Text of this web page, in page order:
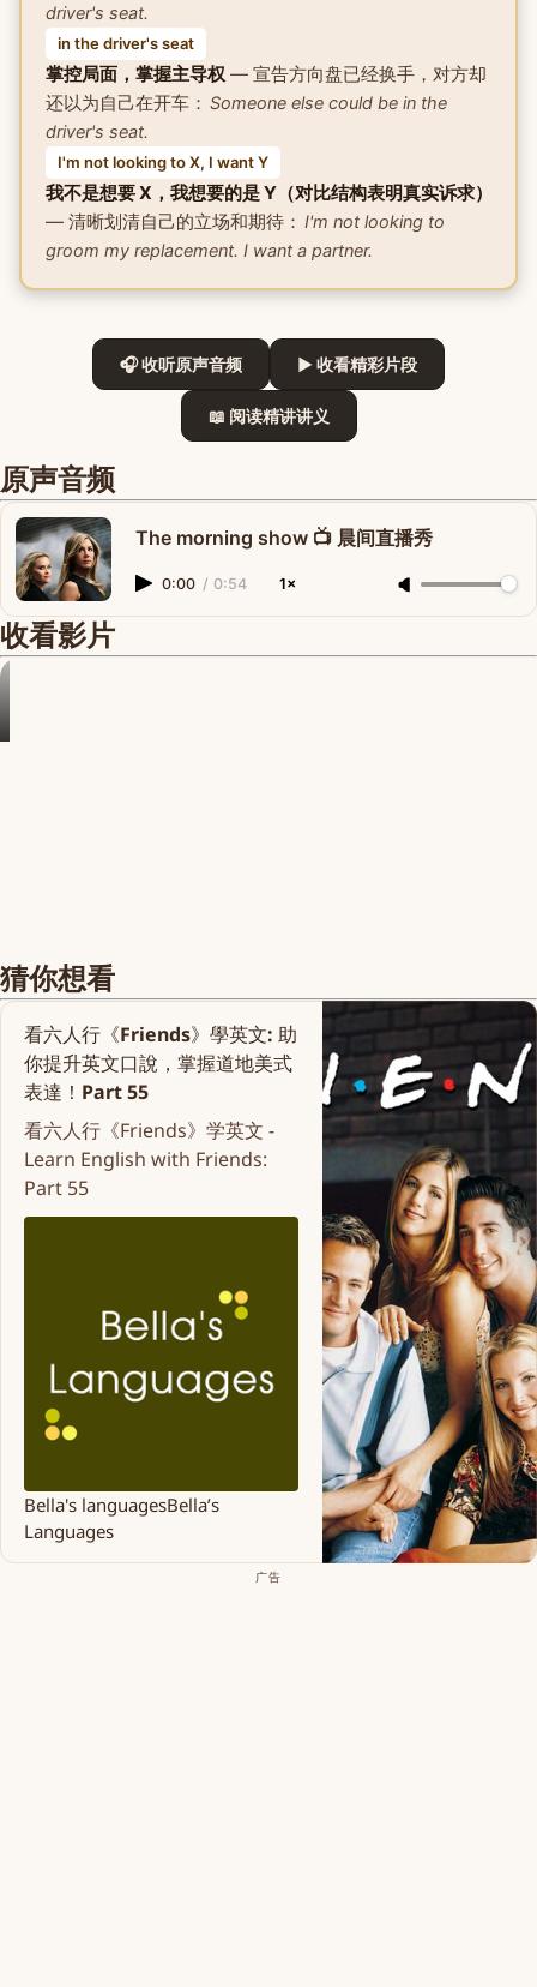
driver's seat.
in the driver's seat
掌控局面，掌握主导权 — 宣告方向盘已经换手，对方却
还以为自己在开车： Someone else could be in the
driver's seat.
I'm not looking to X, I want Y
我不是想要 X，我想要的是 Y（对比结构表明真实诉求）
— 清晰划清自己的立场和期待： I'm not looking to
groom my replacement. I want a partner.
🎧 收听原声音频 ▶ 收看精彩片段
📖 阅读精讲讲义
原声音频
The morning show 📺 晨间直播秀
0:00 / 0:54 1×
收看影片
猜你想看
看六人行《Friends》學英文: 助
你提升英文口說，掌握道地美式
表達！Part 55
看六人行《Friends》学英文 -
Learn English with Friends:
Part 55
Bella's languagesBella’s
Languages
广告